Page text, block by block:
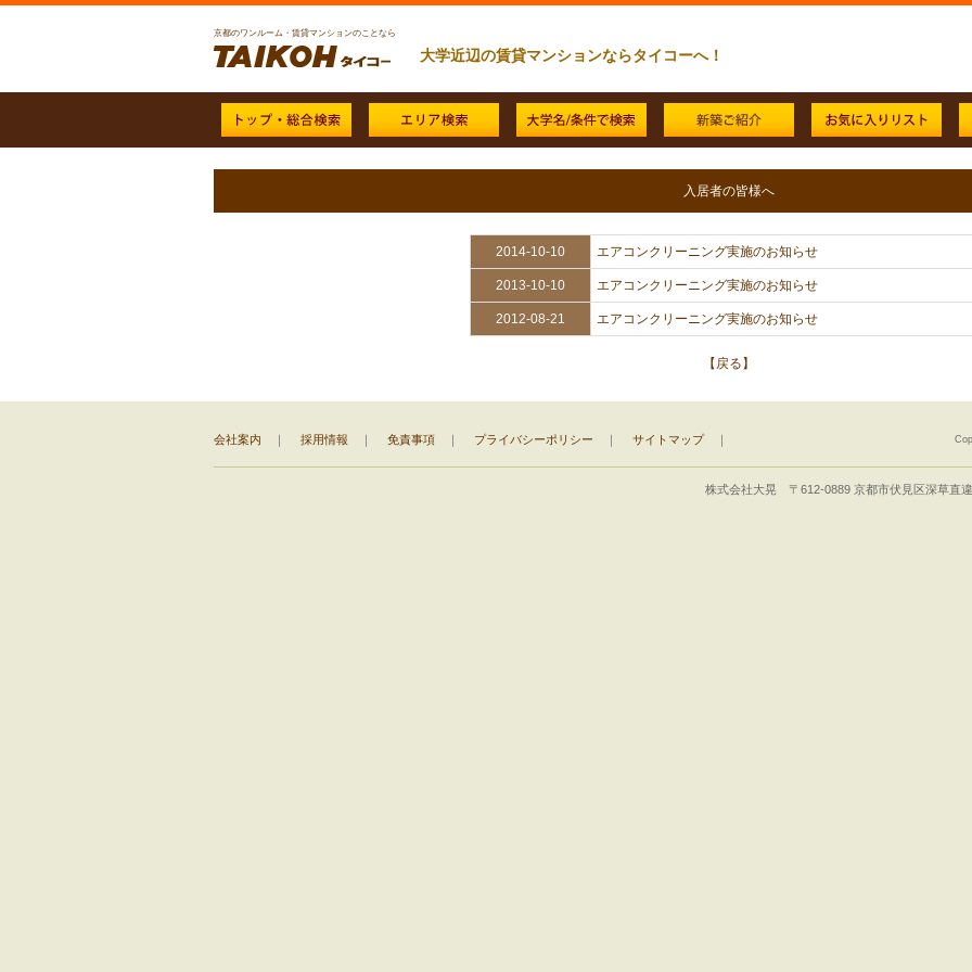
京都のワンルーム・賃貸マンションのことなら
大学近辺の賃貸マンションならタイコーへ！
入居者の皆様へ
2014-10-10 エアコンクリーニング実施のお知らせ
2013-10-10 エアコンクリーニング実施のお知らせ
2012-08-21 エアコンクリーニング実施のお知らせ
【戻る】
会社案内 ｜ 採用情報 ｜ 免責事項 ｜ プライバシーポリシー ｜ サイトマップ｜
株式会社大晃 〒612-0889 京都市伏見区深草直